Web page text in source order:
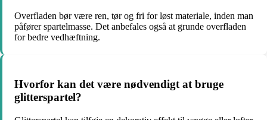
Overfladen bør være ren, tør og fri for løst materiale, inden man
påfører spartelmasse. Det anbefales også at grunde overfladen
for bedre vedhæftning.
Hvorfor kan det være nødvendigt at bruge
glitterspartel?